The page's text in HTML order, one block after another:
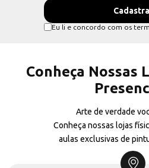
Eu li e concordo com os
Conheça Nossas
Arte de verdade
Conheça nossas lojas
aulas exclusivas de